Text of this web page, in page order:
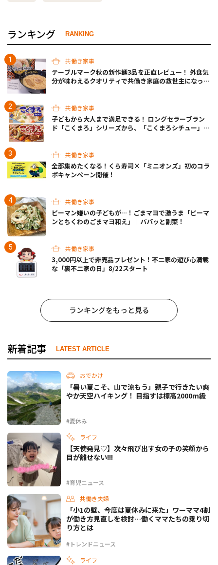
ランキング RANKING
共働き家事
テーブルマーク秋の新作麺3品を正直レビュー！ 外食気
分が味わえるクオリティで共働き家庭の救世主になって
共働き家事
子どもから大人まで満足できる！ ロングセラーブラン
ド「こくまろ」シリーズから、「こくまろシチュー」＜
共働き家事
全部集めたくなる！くら寿司×「ミニオンズ」初のコラ
ボキャンペーン開催！
共働き家事
ピーマン嫌いの子どもが…！ごまマヨで激うま「ピーマ
ンとちくわのごまマヨ和え」｜パパッと副菜！
共働き家事
3,000円以上で非売品プレゼント！不二家の遊び心満載
な「裏不二家の日」8/22スタート
ランキングをもっと見る
新着記事 LATEST ARTICLE
おでかけ
#夏休み
「暑い夏こそ、山で涼もう」親子で行きたい爽
やか天空ハイキング！ 目指すは標高2000m級
ライフ
#育児ニュース
【天使発見♡】次々飛び出す女の子の笑顔から
目が離せない!!!
共働き夫婦
#トレンドニュース
「小1の壁、今度は夏休みに来た」ワーママ4割
が働き方見直しを検討…働くママたちの乗り切
り方とは
ライフ